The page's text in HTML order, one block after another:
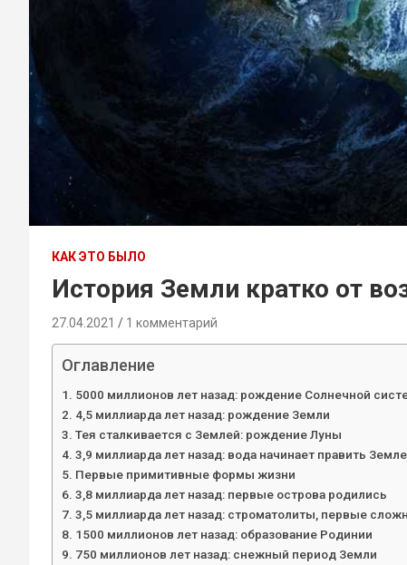
КАК ЭТО БЫЛО
История Земли кратко от
27.04.2021 1 комментарий
Оглавление
5000 миллионов лет назад: рождение Солнечной
4,5 миллиарда лет назад: рождение Земли
Тея сталкивается с Землей: рождение Луны
3,9 миллиарда лет назад: вода начинает править
Первые примитивные формы жизни
3,8 миллиарда лет назад: первые острова родились
3,5 миллиарда лет назад: строматолиты, первые
1500 миллионов лет назад: образование Родинии
750 миллионов лет назад: снежный период Земли